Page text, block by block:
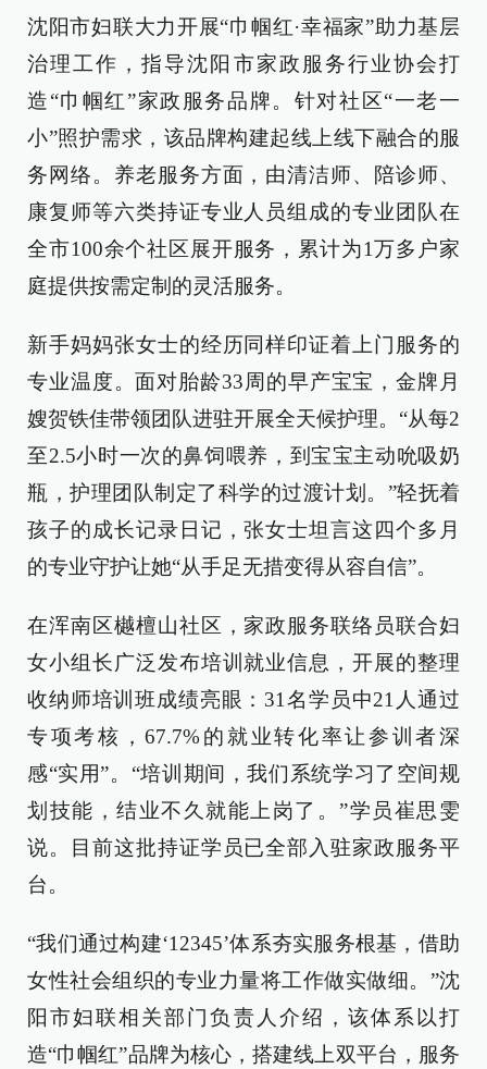
沈阳市妇联大力开展“巾帼红·幸福家”助力基层
治理工作，指导沈阳市家政服务行业协会打
造“巾帼红”家政服务品牌。针对社区“一老一
小”照护需求，该品牌构建起线上线下融合的服
务网络。养老服务方面，由清洁师、陪诊师、
康复师等六类持证专业人员组成的专业团队在
全市100余个社区展开服务，累计为1万多户家
庭提供按需定制的灵活服务。
新手妈妈张女士的经历同样印证着上门服务的
专业温度。面对胎龄33周的早产宝宝，金牌月
嫂贺铁佳带领团队进驻开展全天候护理。“从每2
至2.5小时一次的鼻饲喂养，到宝宝主动吮吸奶
瓶，护理团队制定了科学的过渡计划。”轻抚着
孩子的成长记录日记，张女士坦言这四个多月
的专业守护让她“从手足无措变得从容自信”。
在浑南区樾檀山社区，家政服务联络员联合妇
女小组长广泛发布培训就业信息，开展的整理
收纳师培训班成绩亮眼：31名学员中21人通过
专项考核，67.7%的就业转化率让参训者深
感“实用”。“培训期间，我们系统学习了空间规
划技能，结业不久就能上岗了。”学员崔思雯
说。目前这批持证学员已全部入驻家政服务平
台。
“我们通过构建‘12345’体系夯实服务根基，借助
女性社会组织的专业力量将工作做实做细。”沈
阳市妇联相关部门负责人介绍，该体系以打
造“巾帼红”品牌为核心，搭建线上双平台，服务